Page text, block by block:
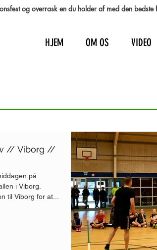
og overrask en du holder af med den bedste
HJEM OM OS VIDEO
// Viborg //
på
i Viborg.
til Viborg for at...